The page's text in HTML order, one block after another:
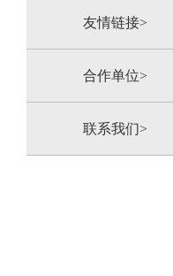
友情链接>
合作单位>
联系我们>